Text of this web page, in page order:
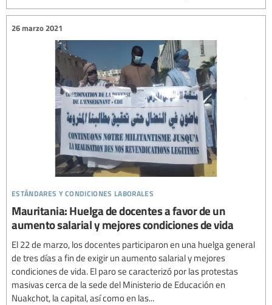
estándares y condiciones laborales
26 marzo 2021
Mauritania: Huelga de docentes a favor de un
aumento salarial y mejores condiciones de vida
El 22 de marzo, los docentes participaron en una huelga general
de tres días a fin de exigir un aumento salarial y mejores
condiciones de vida. El paro se caracterizó por las protestas
masivas cerca de la sede del Ministerio de Educación en
Nuakchot, la capital, así como en las...